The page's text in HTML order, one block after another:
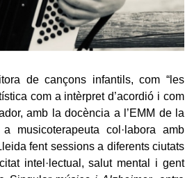
de cançons infantils, com “les
com a intèrpret d’acordió i com
amb la docència a l’EMM de la
musicoterapeuta col·labora amb
fent sessions a diferents ciutats
intel·lectual, salut mental i gent